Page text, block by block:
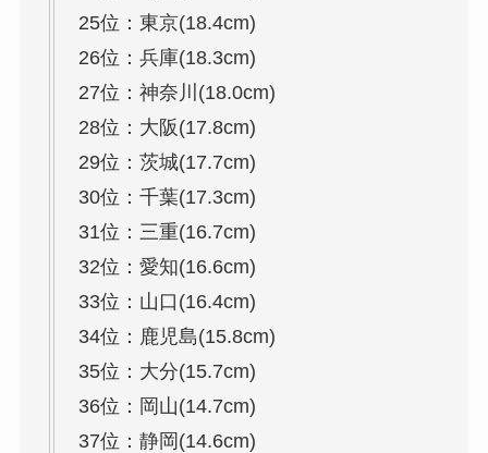
25位：東京(18.4cm)
26位：兵庫(18.3cm)
27位：神奈川(18.0cm)
28位：大阪(17.8cm)
29位：茨城(17.7cm)
30位：千葉(17.3cm)
31位：三重(16.7cm)
32位：愛知(16.6cm)
33位：山口(16.4cm)
34位：鹿児島(15.8cm)
35位：大分(15.7cm)
36位：岡山(14.7cm)
37位：静岡(14.6cm)